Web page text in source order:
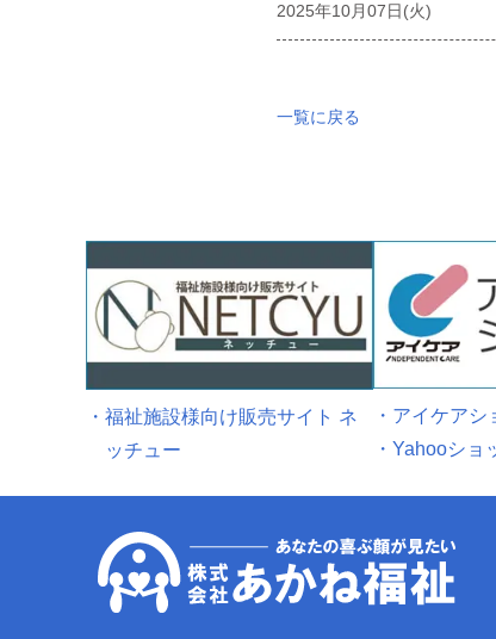
2025年10月07日(火)
一覧に戻る
・福祉施設様向け販売サイト ネ
ッチュー
・アイケアシ
・Yahooショ